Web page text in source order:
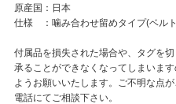
原産国：日本
仕様 ：噛み合わせ留めタイプ(ベル
付属品を損失された場合や、タグを
承ることができなくなってしまいま
ようお願いいたします。ご不明な点
電話にてご相談下さい。